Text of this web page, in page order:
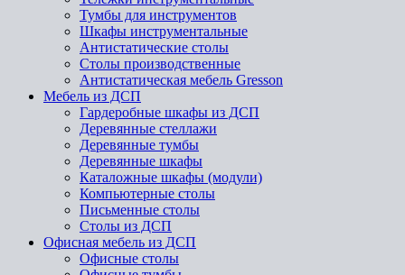
Тумбы для инструментов
Шкафы инструментальные
Антистатические столы
Столы производственные
Антистатическая мебель Gresson
Мебель из ДСП
Гардеробные шкафы из ДСП
Деревянные стеллажи
Деревянные тумбы
Деревянные шкафы
Каталожные шкафы (модули)
Компьютерные столы
Письменные столы
Столы из ДСП
Офисная мебель из ДСП
Офисные столы